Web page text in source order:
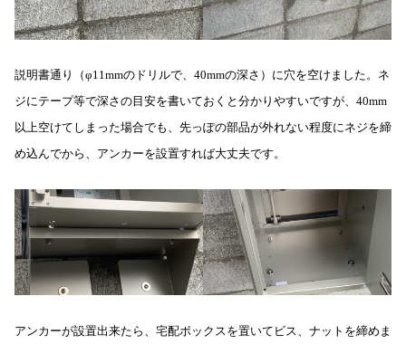
説明書通り（φ11mmのドリルで、40mmの深さ）に穴を空けました。ネ
ジにテープ等で深さの目安を書いておくと分かりやすいですが、40mm
以上空けてしまった場合でも、先っぽの部品が外れない程度にネジを締
め込んでから、アンカーを設置すれば大丈夫です。
アンカーが設置出来たら、宅配ボックスを置いてビス、ナットを締めま